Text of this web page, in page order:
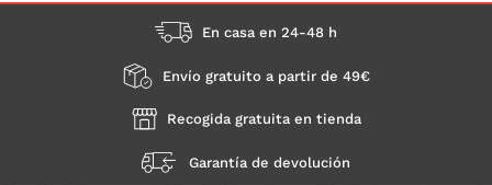
En casa en 24-48 h
Envío gratuito a partir de 49€
Recogida gratuita en tienda
Garantía de devolución